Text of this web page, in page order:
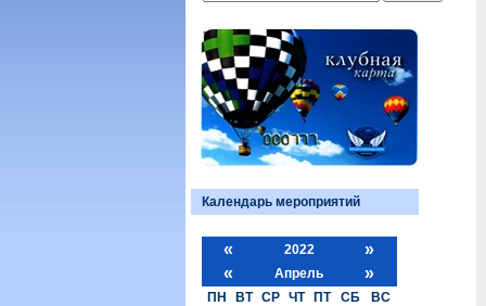
Календарь мероприятий
« 2022
»
«
Апрель »
ПН ВТ СР ЧТ ПТ СБ
ВС